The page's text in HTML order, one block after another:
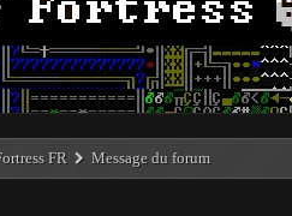
FR Message du forum